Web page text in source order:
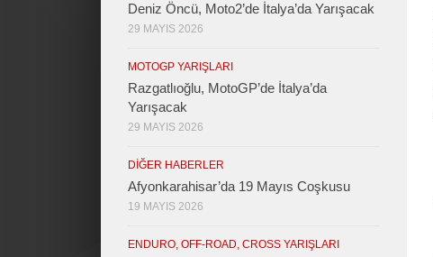
Deniz Öncü, Moto2’de İtalya’da Yarışacak
29 MAYIS 2026
MOTOGP YARIŞLARI
Razgatlıoğlu, MotoGP’de İtalya’da
Yarışacak
29 MAYIS 2026
DIĞER HABERLER
Afyonkarahisar’da 19 Mayıs Coşkusu
19 MAYIS 2026
ENDURO, OFF-ROAD, CROSS YARIŞLARI